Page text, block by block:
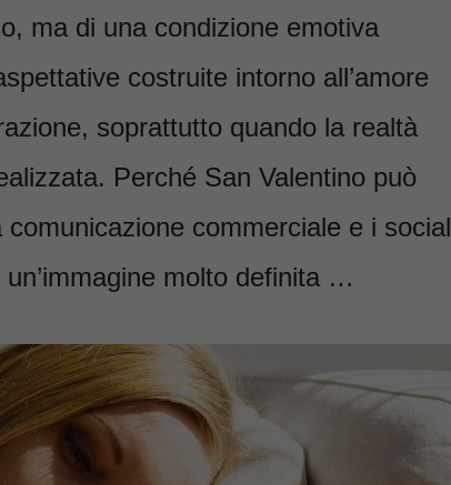
ma di una condizione emotiva
costruite intorno all’amore
soprattutto quando la realtà
Perché San Valentino può
commerciale e i social
molto definita …